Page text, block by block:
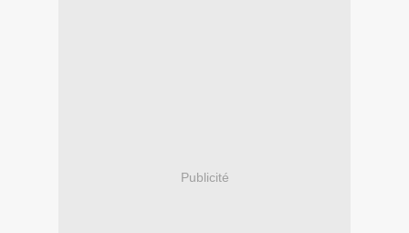
Publicité